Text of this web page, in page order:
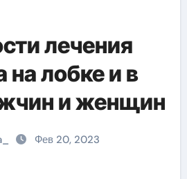
лечения
лобке и в
и женщин
Фев 20, 2023